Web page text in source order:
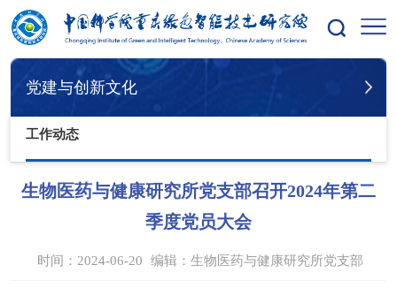
您的位置：首页 党建与创新文化 工作动态
党建与创新文化
工作动态
生物医药与健康研究所党支部召开2024年第二
季度党员大会
时间：2024-06-20 编辑： 生物医药与健康研究所党支部